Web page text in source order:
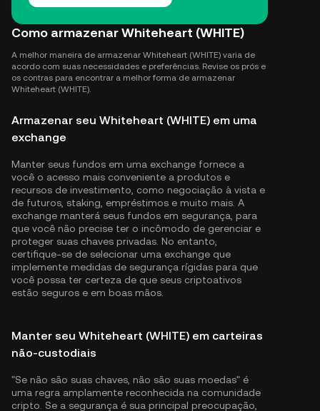
Como armazenar Whiteheart (WHITE)
A melhor maneira de armazenar Whiteheart (WHITE) varia de
acordo com suas necessidades e preferências. Revise os prós e
os contras para encontrar a melhor forma de armazenar
Whiteheart (WHITE).
Armazenar seu Whiteheart (WHITE) em uma
exchange
Manter seus fundos em uma exchange fornece a
você o acesso mais conveniente a produtos e
recursos de investimento, como negociação à vista e
de futuros, staking, empréstimos e muito mais. A
exchange manterá seus fundos em segurança, para
que você não precise ter o incômodo de gerenciar e
proteger suas chaves privadas. No entanto,
certifique-se de selecionar uma exchange que
implemente medidas de segurança rígidas para que
você possa ter certeza de que seus criptoativos
estão seguros e em boas mãos.
Manter seu Whiteheart (WHITE) em carteiras
não-custodiais
"Se não são suas chaves, não são suas moedas" é
uma regra amplamente reconhecida na comunidade
cripto. Se a segurança é sua principal preocupação,